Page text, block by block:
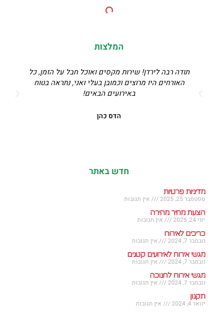
המלצות
תודה רבה לירדן! שירות מקסים ואוכל חבל על הזמן, כל
האורחים היו מרוצים וכמובן בעלי ואני, נתראה בטוח
באירועים הבאים!
הדס כהן
חדש באתר
מדיניות פרטיות
ספטמבר 25, 2025 אין תגובות
הצעת מחיר מהירה
יוני 24, 2025 אין תגובות
כריכים לאירוח
נובמבר 7, 2024 אין תגובות
מגשי אירוח לאירועים קטנים
נובמבר 7, 2024 אין תגובות
מגשי אירוח לחנוכה
נובמבר 7, 2024 אין תגובות
תקנון
ינואר 4, 2024 אין תגובות